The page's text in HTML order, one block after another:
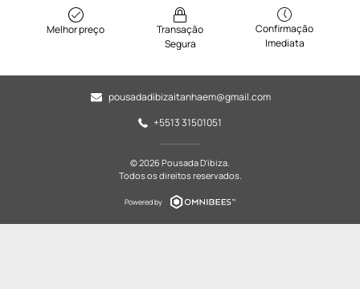
Melhor preço
Transação
Segura
Confirmação
Imediata
pousadadibizaitanhaem@gmail.com
+5513 31501051
© 2026 Pousada D'ibiza.
Todos os direitos reservados.
Powered by